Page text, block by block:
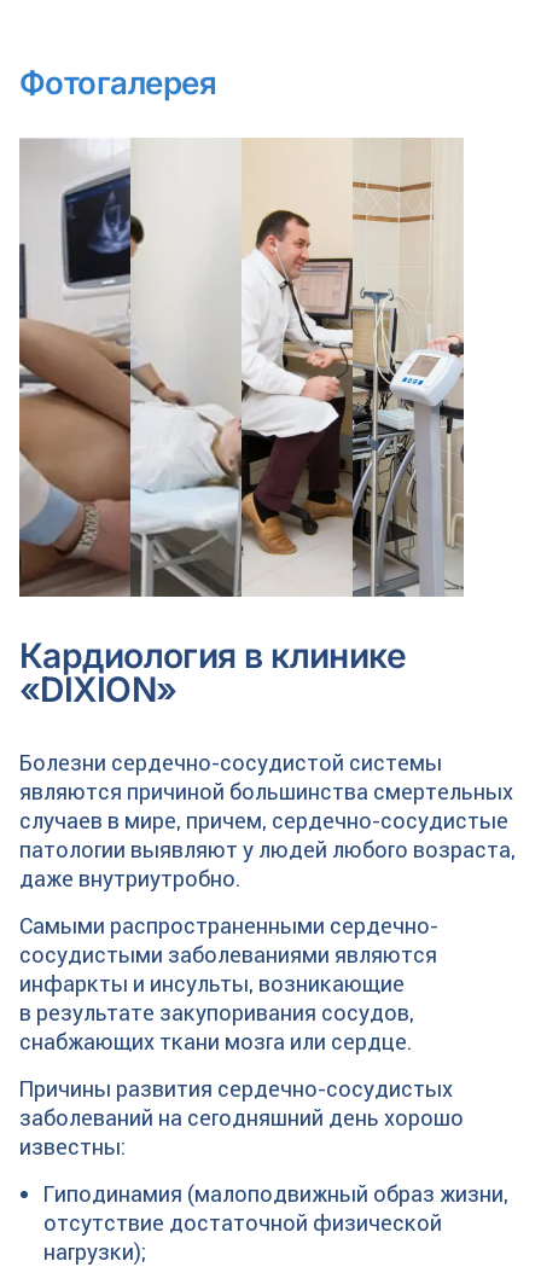
Фотогалерея
Кардиология в клинике
«DIXION»
Болезни сердечно-сосудистой системы
являются причиной большинства смертельных
случаев в мире, причем, сердечно-сосудистые
патологии выявляют у людей любого возраста,
даже внутриутробно.
Самыми распространенными сердечно-
сосудистыми заболеваниями являются
инфаркты и инсульты, возникающие
в результате закупоривания сосудов,
снабжающих ткани мозга или сердце.
Причины развития сердечно-сосудистых
заболеваний на сегодняшний день хорошо
известны:
Гиподинамия (малоподвижный образ жизни,
отсутствие достаточной физической
нагрузки);